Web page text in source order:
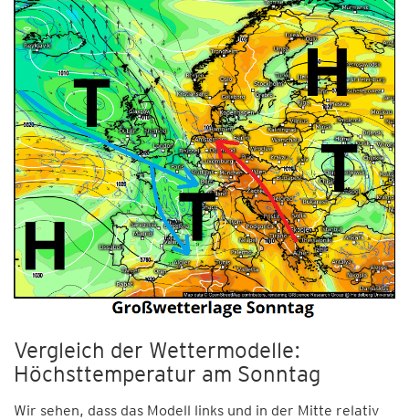
Vergleich der Wettermodelle:
Höchsttemperatur am Sonntag
Wir sehen, dass das Modell links und in der Mitte relativ